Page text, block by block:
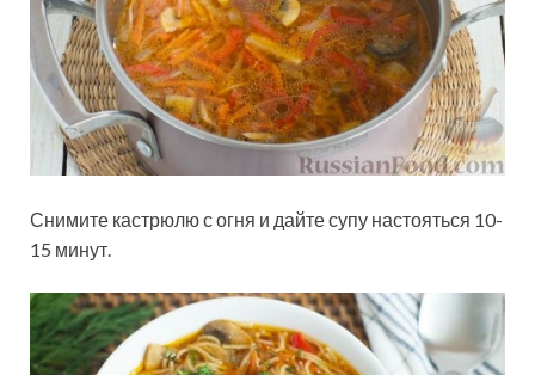
Снимите кастрюлю с огня и дайте супу настояться 10-
15 минут.